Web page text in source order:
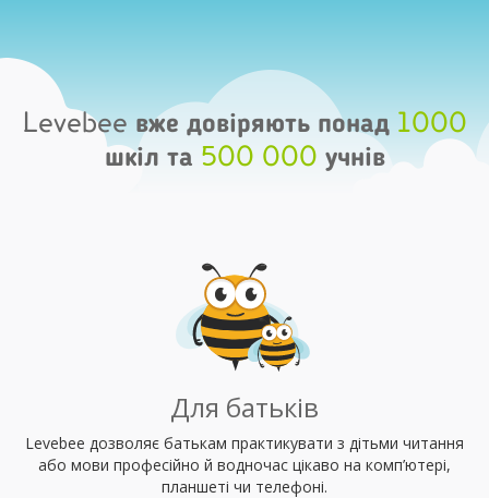
Levebee вже довіряють понад 1000
шкіл та 500 000 учнів
Для батьків
Levebee дозволяє батькам практикувати з дітьми читання
або мови професійно й водночас цікаво на комп’ютері,
планшеті чи телефоні.